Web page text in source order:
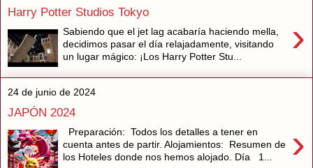
Harry Potter Studios Tokyo
›
Sabiendo que el jet lag acabaría haciendo mella,
decidimos pasar el día relajadamente, visitando
un lugar mágico: ¡Los Harry Potter Stu...
24 de junio de 2024
JAPÓN 2024
›
Preparación: Todos los detalles a tener en
cuenta antes de partir. Alojamientos: Resumen de
los Hoteles donde nos hemos alojado. Día 1...